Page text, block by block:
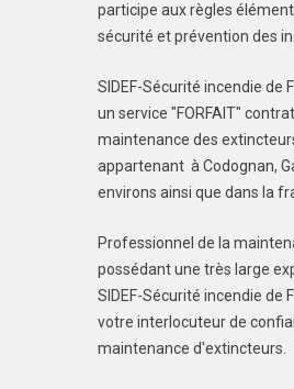
participe aux règles
sécurité et prévention des
SIDEF-Sécurité incendie de
un service "FORFAIT"
maintenance des
appartenant à Codognan,
environs ainsi que dans la
Professionnel de la
possédant une très large
SIDEF-Sécurité incendie de
votre interlocuteur de
maintenance d'extincteurs.